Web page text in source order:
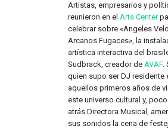
Artistas, empresarios y
reunieron en el Arts Center
celebrar sobre «Angeles
Arcanos Fugaces», la
artística interactiva del
Sudbrack, creador de AVAF.
quien supo ser DJ residente
aquellos primeros años de
este universo cultural y,
atrás Directora Musical,
sus sonidos la cena de